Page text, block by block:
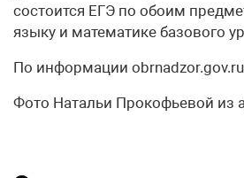
состоится ЕГЭ по обоим
языку и математике базового
По информации obrnadzor.gov.ru
Фото Натальи Прокофьевой из